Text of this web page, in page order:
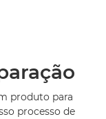
produto para
processo de